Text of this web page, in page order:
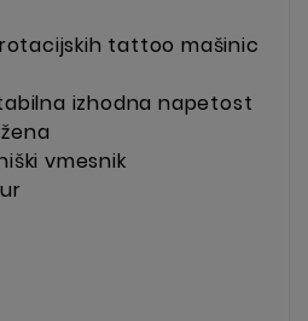
tattoo mašinic
izhodna napetost
vmesnik